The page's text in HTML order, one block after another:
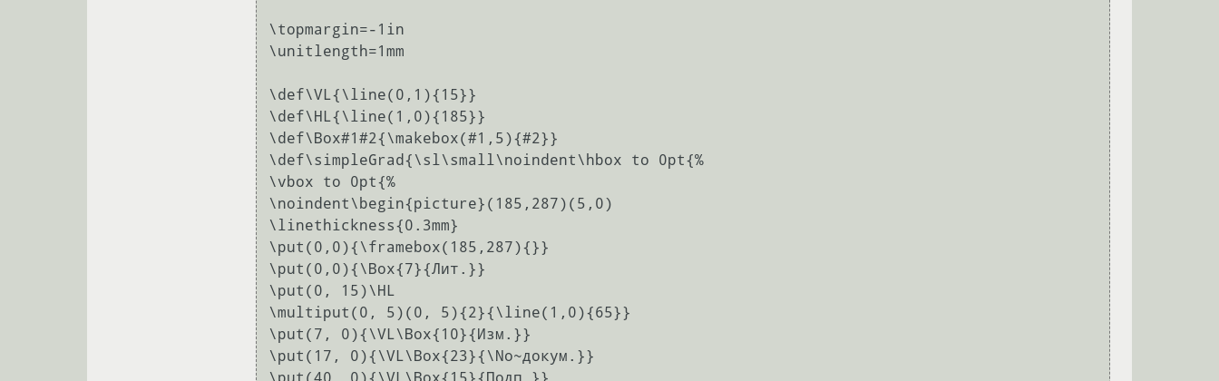
\topmargin=-1in
\unitlength=1mm
\def\VL{\line(0,1){15}}
\def\HL{\line(1,0){185}}
\def\Box#1#2{\makebox(#1,5){#2}}
\def\simpleGrad{\sl\small\noindent\hbox to 0pt{%
\vbox to 0pt{%
\noindent\begin{picture}(185,287)(5,0)
\linethickness{0.3mm}
\put(0,0){\framebox(185,287){}}
\put(0,0){\Box{7}{Лит.}}
\put(0, 15)\HL
\multiput(0, 5)(0, 5){2}{\line(1,0){65}}
\put(7, 0){\VL\Box{10}{Изм.}}
\put(17, 0){\VL\Box{23}{\No~докум.}}